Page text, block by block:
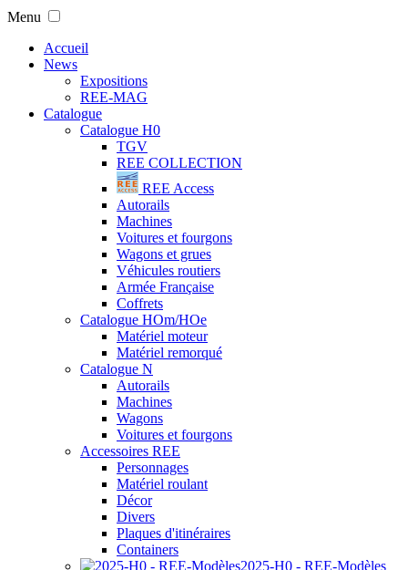
Menu
Accueil
News
Expositions
REE-MAG
Catalogue
Catalogue H0
TGV
REE COLLECTION
REE Access
Autorails
Machines
Voitures et fourgons
Wagons et grues
Véhicules routiers
Armée Française
Coffrets
Catalogue HOm/HOe
Matériel moteur
Matériel remorqué
Catalogue N
Autorails
Machines
Wagons
Voitures et fourgons
Accessoires REE
Personnages
Matériel roulant
Décor
Divers
Plaques d'itinéraires
Containers
2025-H0 - REE-Modèles